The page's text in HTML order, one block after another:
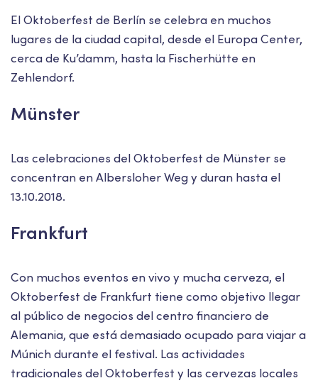
El Oktoberfest de Berlín se celebra en muchos
lugares de la ciudad capital, desde el Europa Center,
cerca de Ku’damm, hasta la Fischerhütte en
Zehlendorf.
Münster
Las celebraciones del Oktoberfest de Münster se
concentran en Albersloher Weg y duran hasta el
13.10.2018.
Frankfurt
Con muchos eventos en vivo y mucha cerveza, el
Oktoberfest de Frankfurt tiene como objetivo llegar
al público de negocios del centro financiero de
Alemania, que está demasiado ocupado para viajar a
Múnich durante el festival. Las actividades
tradicionales del Oktoberfest y las cervezas locales